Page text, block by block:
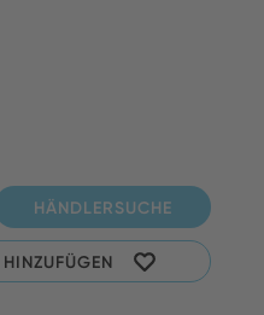
HÄNDLERSUCHE